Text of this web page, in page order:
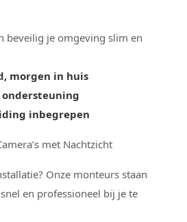
beveilig je omgeving slim en
morgen in huis
inbegrepen
met Nachtzicht
Onze monteurs staan
en professioneel bij je te